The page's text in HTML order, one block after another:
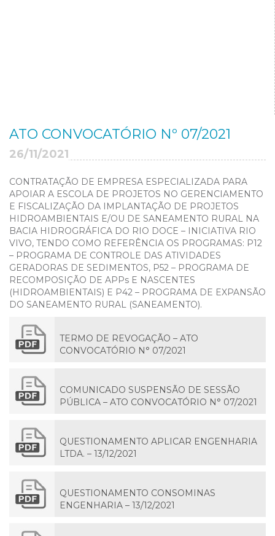
ATO CONVOCATÓRIO Nº 07/2021
26/11/2021
CONTRATAÇÃO DE EMPRESA ESPECIALIZADA PARA
APOIAR A ESCOLA DE PROJETOS NO GERENCIAMENTO
E FISCALIZAÇÃO DA IMPLANTAÇÃO DE PROJETOS
HIDROAMBIENTAIS E/OU DE SANEAMENTO RURAL NA
BACIA HIDROGRÁFICA DO RIO DOCE – INICIATIVA RIO
VIVO, TENDO COMO REFERÊNCIA OS PROGRAMAS: P12
– PROGRAMA DE CONTROLE DAS ATIVIDADES
GERADORAS DE SEDIMENTOS, P52 – PROGRAMA DE
RECOMPOSIÇÃO DE APPs E NASCENTES
(HIDROAMBIENTAIS) E P42 – PROGRAMA DE EXPANSÃO
DO SANEAMENTO RURAL (SANEAMENTO).
TERMO DE REVOGAÇÃO – ATO
CONVOCATÓRIO N° 07/2021
COMUNICADO SUSPENSÃO DE SESSÃO
PÚBLICA – ATO CONVOCATÓRIO N° 07/2021
QUESTIONAMENTO APLICAR ENGENHARIA
LTDA. – 13/12/2021
QUESTIONAMENTO CONSOMINAS
ENGENHARIA – 13/12/2021